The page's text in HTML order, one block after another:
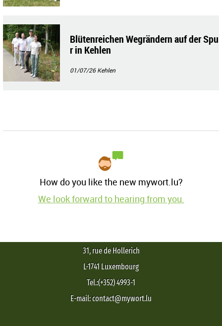
Blütenreichen Wegrändern auf der Spu
r in Kehlen
01/07/26Kehlen
How do you like the new mywort.lu?
We look forward to hearing from you.
31, rue de Hollerich
L-1741 Luxembourg
Tel.:(+352) 4993-1
E-mail: contact@mywort.lu